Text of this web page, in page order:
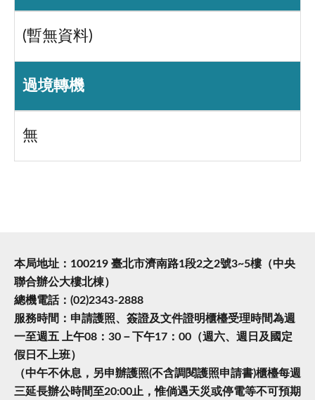
(暫無資料)
過境轉機
無
本局地址：100219 臺北市濟南路1段2之2號3~5樓（中央
聯合辦公大樓北棟）
總機電話：(02)2343-2888
服務時間：申請護照、簽證及文件證明櫃檯受理時間為週
一至週五 上午08：30－下午17：00（週六、週日及國定
假日不上班）
（中午不休息，另申辦護照(不含調閱護照申請書)櫃檯每週
三延長辦公時間至20:00止，惟倘遇天災或停電等不可預期